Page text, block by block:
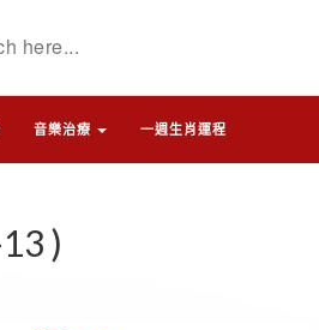
音樂治療 一週生肖運程
)